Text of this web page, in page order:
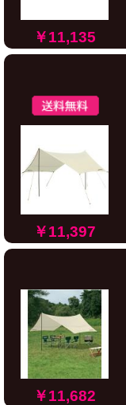
￥11,135
￥11,397
￥11,682